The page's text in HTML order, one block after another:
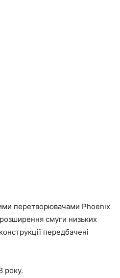
перетворювачами Phoenix
смуги низьких
передбачені
року.